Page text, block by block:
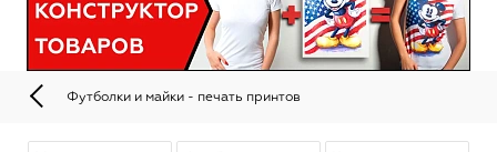
Футболки и майки - печать принтов